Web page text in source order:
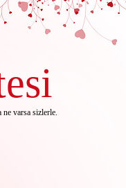
varsa sizlerle.